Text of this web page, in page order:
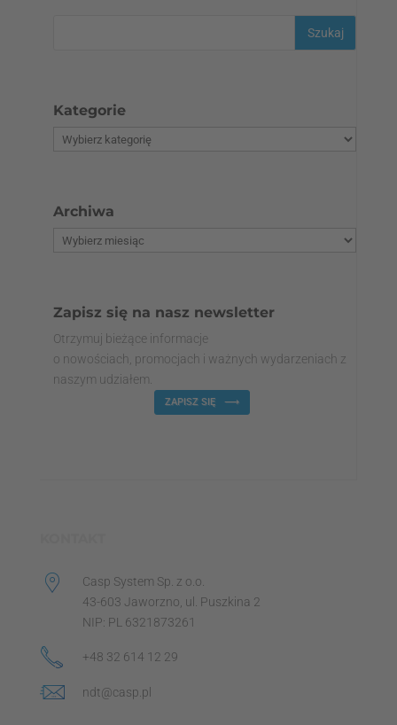
Kategorie
Archiwa
Zapisz się na nasz newsletter
Otrzymuj bieżące informacje
o nowościach, promocjach i ważnych wydarzeniach z
naszym udziałem.
ZAPISZ SIĘ
Casp System Sp. z o.o.
43-603 Jaworzno, ul. Puszkina 2
NIP: PL 6321873261
+48 32 614 12 29
ndt@casp.pl